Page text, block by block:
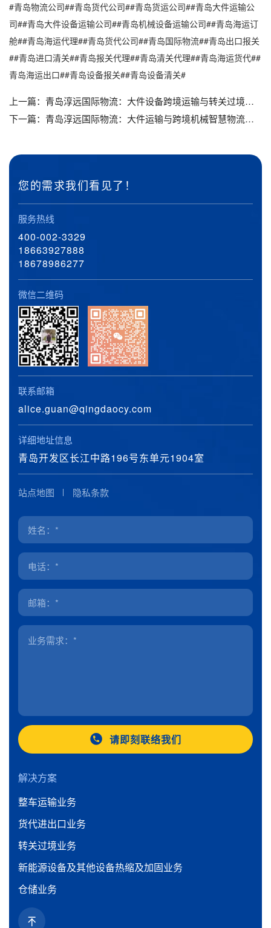
#青岛物流公司##青岛货代公司##青岛货运公司##青岛大件运输公
司##青岛大件设备运输公司##青岛机械设备运输公司##青岛海运订
舱##青岛海运代理##青岛货代公司##青岛国际物流##青岛出口报关
##青岛进口清关##青岛报关代理##青岛清关代理##青岛海运货代##
青岛海运出口##青岛设备报关##青岛设备清关#
上一篇： 青岛淳远国际物流：大件设备跨境运输与转关过境业务专业解决方案
下一篇： 青岛淳远国际物流：大件运输与跨境机械智慧物流解决方案
您的需求我们看见了！
服务热线
400-002-3329
18663927888
18678986277
微信二维码
联系邮箱
alice.guan@qingdaocy.com
详细地址信息
青岛开发区长江中路196号东单元1904室
站点地图 隐私条款
请即刻联络我们
解决方案
整车运输业务
货代进出口业务
转关过境业务
新能源设备及其他设备热缩及加固业务
仓储业务